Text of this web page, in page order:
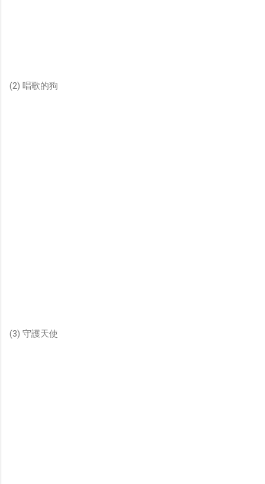
(2) 唱歌的狗
(3) 守護天使